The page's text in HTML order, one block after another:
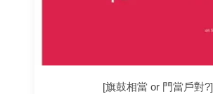
[旗鼓相當 or 門當戶對?]